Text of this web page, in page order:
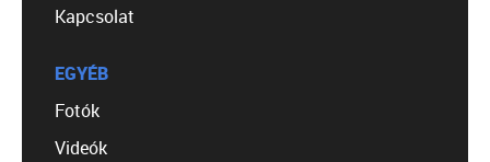
Kapcsolat
EGYÉB
Fotók
Videók